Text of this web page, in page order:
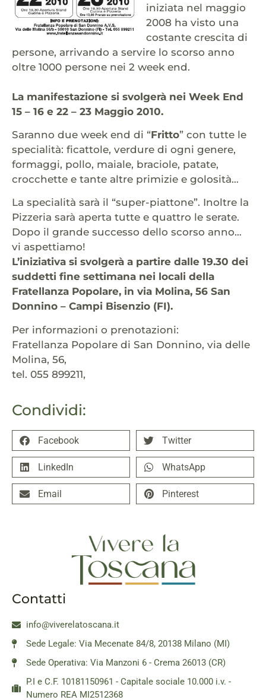
Condividi:
Facebook Twitter
LinkedIn WhatsApp
Email Pinterest
iniziata nel maggio
2008 ha visto una
costante crescita di
persone, arrivando a servire lo scorso anno
oltre 1000 persone nei 2 week end.
La manifestazione si svolgerà nei Week End
15 – 16 e 22 – 23 Maggio 2010.
Saranno due week end di “Fritto” con tutte le
specialità: ficattole, verdure di ogni genere,
formaggi, pollo, maiale, braciole, patate,
crocchette e tante altre primizie e golosità…
La specialità sarà il “super-piattone”. Inoltre la
Pizzeria sarà aperta tutte e quattro le serate.
Dopo il grande successo dello scorso anno…
vi aspettiamo!
L’iniziativa si svolgerà a partire dalle 19.30 dei
suddetti fine settimana nei locali della
Fratellanza Popolare, in via Molina, 56 San
Donnino – Campi Bisenzio (FI).
Per informazioni o prenotazioni:
Fratellanza Popolare di San Donnino, via delle
Molina, 56,
tel. 055 899211,
Contatti
info@viverelatoscana.it
Sede Legale: Via Mecenate 84/8, 20138 Milano (MI)
Sede Operativa: Via Manzoni 6 - Crema 26013 (CR)
P.I e C.F. 10181150961 - Capitale sociale 10.000 i.v. -
Numero REA MI2512368